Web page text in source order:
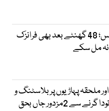
میر رضا قتل کیس؛ 48 گھنٹے بعد بھی فرانزک
نہ مل سکے
ملحقہ پہاڑیوں پر بلاسٹنگ و
2مزدور جاں بحق